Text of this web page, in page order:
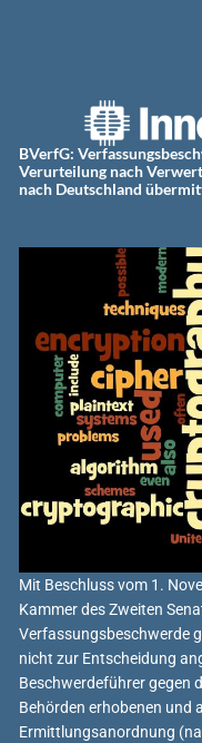
BVerfG:
Verurteilung nach
nach Deutschland
Mit Beschluss vom 1.
Kammer des Zweiten
Verfassungsbeschwerde
nicht zur Entscheidung
Beschwerdeführer gegen
Behörden erhobenen und
Ermittlungsanordnung